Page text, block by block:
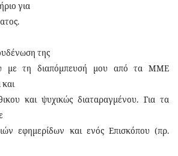
για
της
με τη διαπόμπευσή μου από τα ΜΜΕ
και ψυχικώς διαταραγμένου. Για τα
εφημερίδων και ενός Επισκόπου (πρ.